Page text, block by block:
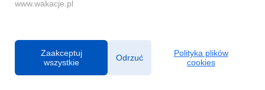
www.wakacje.pl
Zaakceptuj
wszystkie
Odrzuć
Polityka plików
cookies